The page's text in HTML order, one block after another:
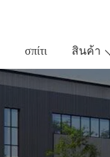
σπίτι สินค้า